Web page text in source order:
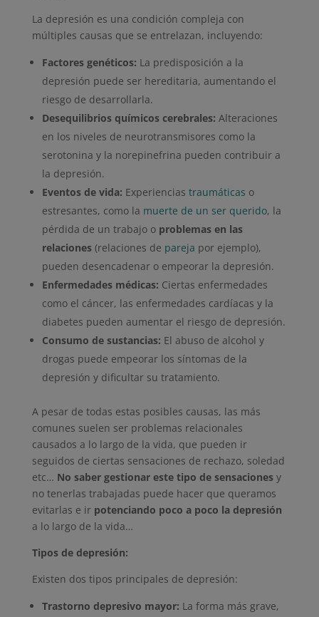
La depresión es una condición compleja con
múltiples causas que se entrelazan, incluyendo:
Factores genéticos: La predisposición a la
depresión puede ser hereditaria, aumentando el
riesgo de desarrollarla.
Desequilibrios químicos cerebrales: Alteraciones
en los niveles de neurotransmisores como la
serotonina y la norepinefrina pueden contribuir a
la depresión.
Eventos de vida: Experiencias traumáticas o
estresantes, como la muerte de un ser querido, la
pérdida de un trabajo o problemas en las
relaciones(relaciones de pareja por ejemplo),
pueden desencadenar o empeorar la depresión.
Enfermedades médicas: Ciertas enfermedades
como el cáncer, las enfermedades cardíacas y la
diabetes pueden aumentar el riesgo de depresión.
Consumo de sustancias: El abuso de alcohol y
drogas puede empeorar los síntomas de la
depresión y dificultar su tratamiento.
A pesar de todas estas posibles causas, las más
comunes suelen ser problemas relacionales
causados a lo largo de la vida, que pueden ir
seguidos de ciertas sensaciones de rechazo, soledad
etc… No saber gestionar este tipo de sensaciones y
no tenerlas trabajadas puede hacer que queramos
evitarlas e ir potenciando poco a poco la depresión
a lo largo de la vida…
Tipos de depresión:
Existen dos tipos principales de depresión:
Trastorno depresivo mayor: La forma más grave,